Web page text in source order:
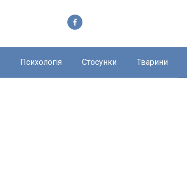
Психологія Стосунки Тварини